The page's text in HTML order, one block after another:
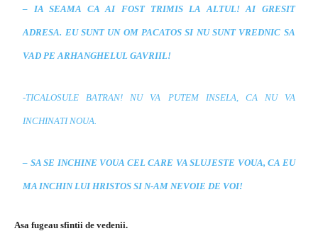
– IA SEAMA CA AI FOST TRIMIS LA ALTUL! AI GRESIT
ADRESA. EU SUNT UN OM PACATOS SI NU SUNT VREDNIC SA
VAD PE ARHANGHELUL GAVRIIL!
-TICALOSULE BATRAN! NU VA PUTEM INSELA, CA NU VA
INCHINATI NOUA.
– SA SE INCHINE VOUA CEL CARE VA SLUJESTE VOUA, CA EU
MA INCHIN LUI HRISTOS SI N-AM NEVOIE DE VOI!
Asa fugeau sfintii de vedenii.